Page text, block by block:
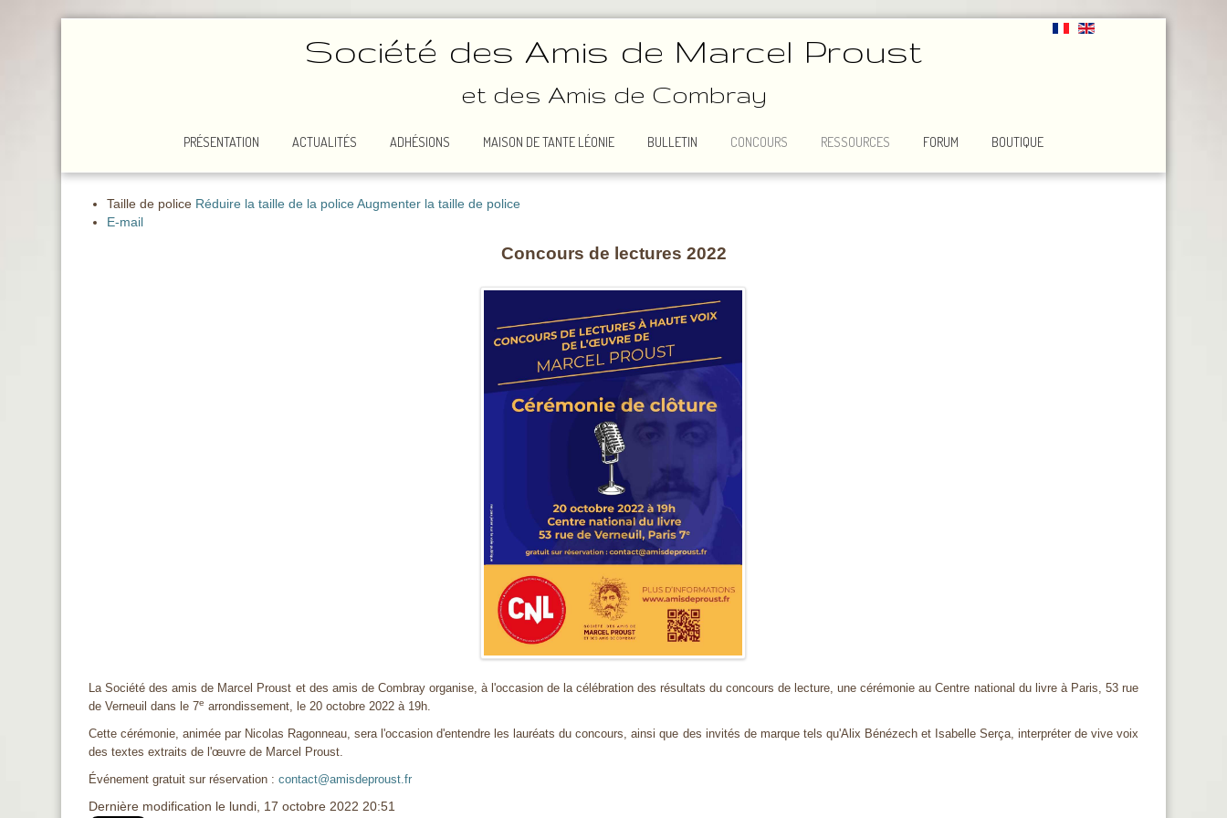
Société des Amis de Marcel Proust
et des Amis de Combray
PRÉSENTATION ACTUALITÉS ADHÉSIONS MAISON DE TANTE LÉONIE BULLETIN CONCOURS RESSOURCES FORUM BOUTIQUE
Taille de police Réduire la taille de la police Augmenter la taille de police
E-mail
Concours de lectures 2022
La Société des amis de Marcel Proust et des amis de Combray organise, à l'occasion de la célébration des résultats du concours de lecture, une cérémonie au Centre national du livre à Paris, 53 rue
de Verneuil dans le 7e arrondissement, le 20 octobre 2022 à 19h.
Cette cérémonie, animée par Nicolas Ragonneau, sera l'occasion d'entendre les lauréats du concours, ainsi que des invités de marque tels qu'Alix Bénézech et Isabelle Serça, interpréter de vive voix
des textes extraits de l'œuvre de Marcel Proust.
Événement gratuit sur réservation :contact@amisdeproust.fr
Dernière modification le lundi, 17 octobre 2022 20:51